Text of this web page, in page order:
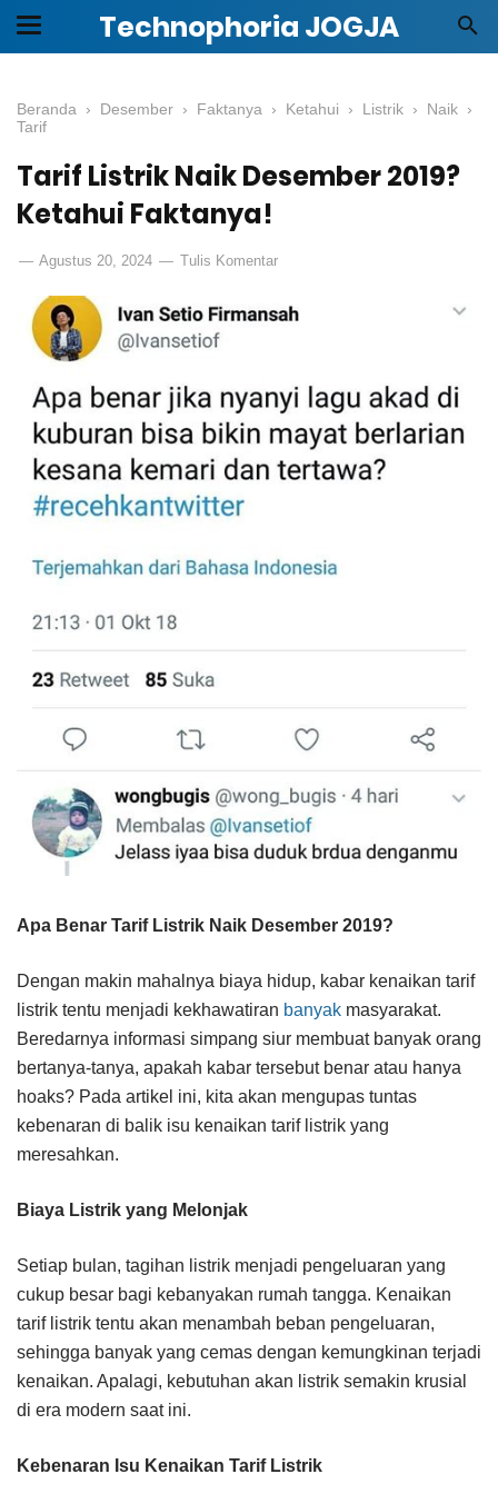
Technophoria JOGJA
Beranda › Desember › Faktanya › Ketahui › Listrik › Naik ›
Tarif
Tarif Listrik Naik Desember 2019?
Ketahui Faktanya!
Agustus 20, 2024 Tulis Komentar
Apa Benar Tarif Listrik Naik Desember 2019?
Dengan makin mahalnya biaya hidup, kabar kenaikan tarif
listrik tentu menjadi kekhawatiran banyak masyarakat.
Beredarnya informasi simpang siur membuat banyak orang
bertanya-tanya, apakah kabar tersebut benar atau hanya
hoaks? Pada artikel ini, kita akan mengupas tuntas
kebenaran di balik isu kenaikan tarif listrik yang
meresahkan.
Biaya Listrik yang Melonjak
Setiap bulan, tagihan listrik menjadi pengeluaran yang
cukup besar bagi kebanyakan rumah tangga. Kenaikan
tarif listrik tentu akan menambah beban pengeluaran,
sehingga banyak yang cemas dengan kemungkinan terjadi
kenaikan. Apalagi, kebutuhan akan listrik semakin krusial
di era modern saat ini.
Kebenaran Isu Kenaikan Tarif Listrik